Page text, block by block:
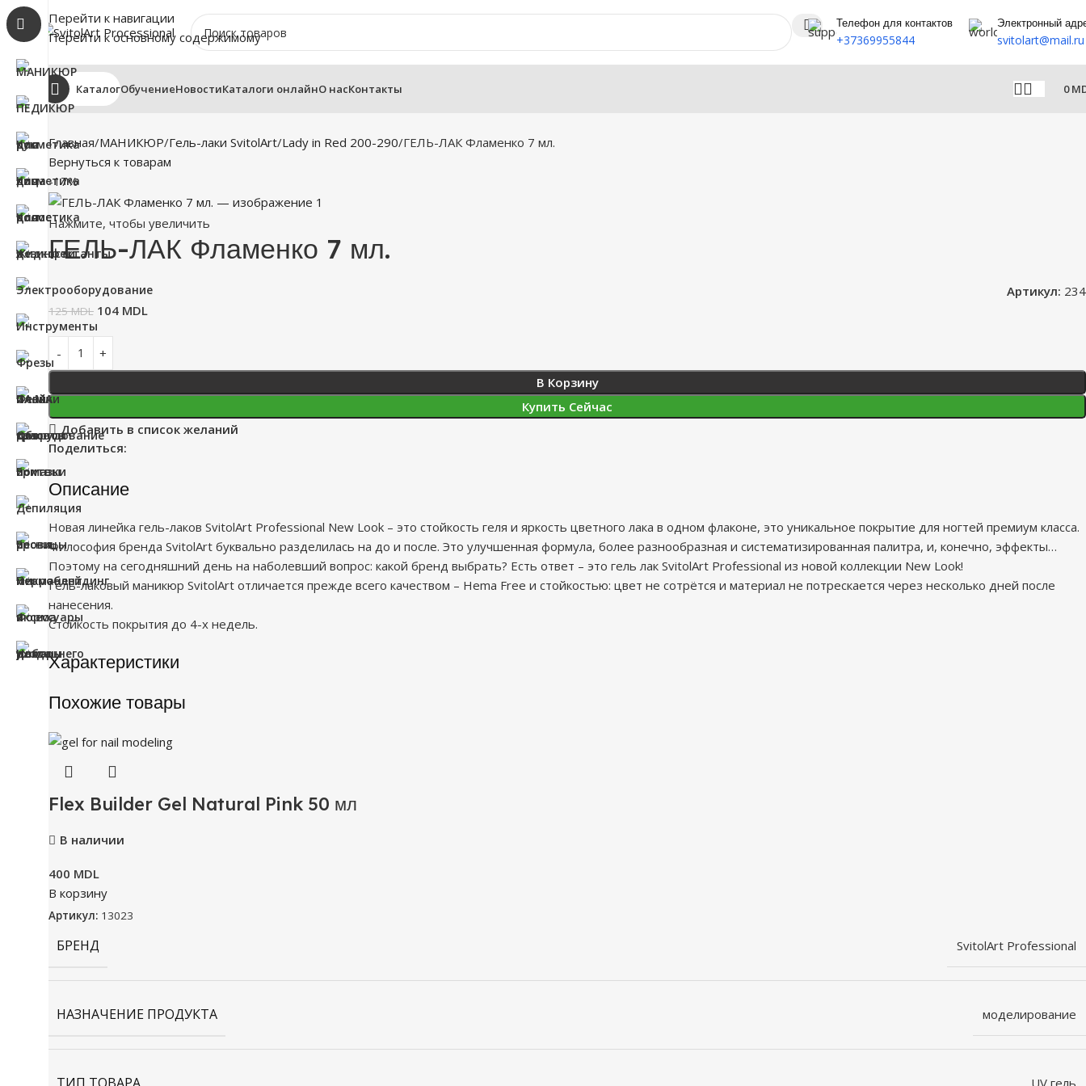
Перейти к навигации
Перейти к основному содержимому
Телефон для контактов
+37369955844
Электронный
svitolart@mail.ru
КаталогОбучениеНовостиКаталоги онлайнО насКонтакты 0
Главная МАНИКЮР Гель-лаки SvitolArt Lady in Red 200-290 ГЕЛЬ-ЛАК Фламенко 7 мл.
Вернуться к товарам
-17%
Нажмите, чтобы увеличить
ГЕЛЬ-ЛАК Фламенко 7 мл.
Артикул: 234
125MDL 104 MDL
В Корзину
Купить Сейчас
Добавить в список желаний
Поделиться:
Описание
Новая линейка гель-лаков SvitolArt Professional New Look – это стойкость геля и яркость цветного лака в одном флаконе, это уникальное покрытие для ногтей премиум класса.
Философия бренда SvitolArt буквально разделилась на до и после. Это улучшенная формула, более разнообразная и систематизированная палитра, и, конечно, эффекты…
Поэтому на сегодняшний день на наболевший вопрос: какой бренд выбрать? Есть ответ – это гель лак SvitolArt Professional из новой коллекции New Look!
Гель-лаковый маникюр SvitolArt отличается прежде всего качеством – Hema Free и стойкостью: цвет не сотрётся и материал не потрескается через несколько дней после
нанесения.
Стойкость покрытия до 4-х недель.
Характеристики
Похожие товары
Flex Builder Gel Natural Pink 50 мл
В наличии
400 MDL
В корзину
Артикул: 13023
БРЕНД SvitolArt Professional
НАЗНАЧЕНИЕ ПРОДУКТА моделирование
UV гель